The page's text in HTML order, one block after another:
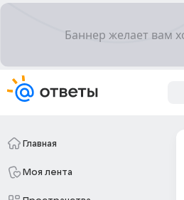
Главная
Моя лента